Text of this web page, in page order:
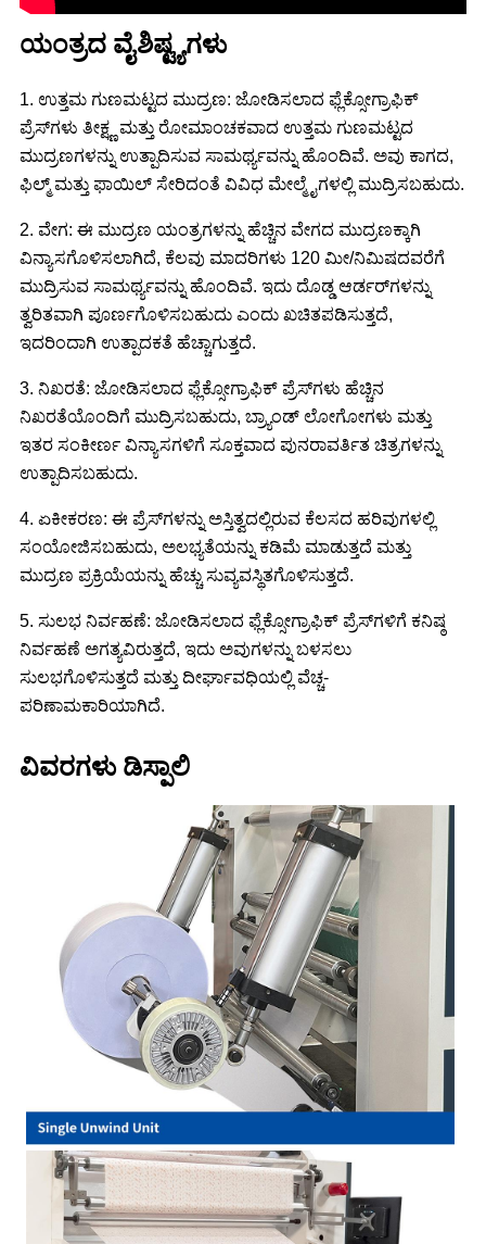
ಯಂತ್ರದ ವೈಶಿಷ್ಟ್ಯಗಳು
1. ಉತ್ತಮ ಗುಣಮಟ್ಟದ ಮುದ್ರಣ: ಜೋಡಿಸಲಾದ ಫ್ಲೆಕ್ಸೋಗ್ರಾಫಿಕ್
ಪ್ರೆಸ್‌ಗಳು ತೀಕ್ಷ್ಣ ಮತ್ತು ರೋಮಾಂಚಕವಾದ ಉತ್ತಮ ಗುಣಮಟ್ಟದ
ಮುದ್ರಣಗಳನ್ನು ಉತ್ಪಾದಿಸುವ ಸಾಮರ್ಥ್ಯವನ್ನು ಹೊಂದಿವೆ. ಅವು ಕಾಗದ,
ಫಿಲ್ಮ್ ಮತ್ತು ಫಾಯಿಲ್ ಸೇರಿದಂತೆ ವಿವಿಧ ಮೇಲ್ಮೈಗಳಲ್ಲಿ ಮುದ್ರಿಸಬಹುದು.
2. ವೇಗ: ಈ ಮುದ್ರಣ ಯಂತ್ರಗಳನ್ನು ಹೆಚ್ಚಿನ ವೇಗದ ಮುದ್ರಣಕ್ಕಾಗಿ
ವಿನ್ಯಾಸಗೊಳಿಸಲಾಗಿದೆ, ಕೆಲವು ಮಾದರಿಗಳು 120 ಮೀ/ನಿಮಿಷದವರೆಗೆ
ಮುದ್ರಿಸುವ ಸಾಮರ್ಥ್ಯವನ್ನು ಹೊಂದಿವೆ. ಇದು ದೊಡ್ಡ ಆರ್ಡರ್‌ಗಳನ್ನು
ತ್ವರಿತವಾಗಿ ಪೂರ್ಣಗೊಳಿಸಬಹುದು ಎಂದು ಖಚಿತಪಡಿಸುತ್ತದೆ,
ಇದರಿಂದಾಗಿ ಉತ್ಪಾದಕತೆ ಹೆಚ್ಚಾಗುತ್ತದೆ.
3. ನಿಖರತೆ: ಜೋಡಿಸಲಾದ ಫ್ಲೆಕ್ಸೋಗ್ರಾಫಿಕ್ ಪ್ರೆಸ್‌ಗಳು ಹೆಚ್ಚಿನ
ನಿಖರತೆಯೊಂದಿಗೆ ಮುದ್ರಿಸಬಹುದು, ಬ್ರ್ಯಾಂಡ್ ಲೋಗೋಗಳು ಮತ್ತು
ಇತರ ಸಂಕೀರ್ಣ ವಿನ್ಯಾಸಗಳಿಗೆ ಸೂಕ್ತವಾದ ಪುನರಾವರ್ತಿತ ಚಿತ್ರಗಳನ್ನು
ಉತ್ಪಾದಿಸಬಹುದು.
4. ಏಕೀಕರಣ: ಈ ಪ್ರೆಸ್‌ಗಳನ್ನು ಅಸ್ತಿತ್ವದಲ್ಲಿರುವ ಕೆಲಸದ ಹರಿವುಗಳಲ್ಲಿ
ಸಂಯೋಜಿಸಬಹುದು, ಅಲಭ್ಯತೆಯನ್ನು ಕಡಿಮೆ ಮಾಡುತ್ತದೆ ಮತ್ತು
ಮುದ್ರಣ ಪ್ರಕ್ರಿಯೆಯನ್ನು ಹೆಚ್ಚು ಸುವ್ಯವಸ್ಥಿತಗೊಳಿಸುತ್ತದೆ.
5. ಸುಲಭ ನಿರ್ವಹಣೆ: ಜೋಡಿಸಲಾದ ಫ್ಲೆಕ್ಸೋಗ್ರಾಫಿಕ್ ಪ್ರೆಸ್‌ಗಳಿಗೆ ಕನಿಷ್ಠ
ನಿರ್ವಹಣೆ ಅಗತ್ಯವಿರುತ್ತದೆ, ಇದು ಅವುಗಳನ್ನು ಬಳಸಲು
ಸುಲಭಗೊಳಿಸುತ್ತದೆ ಮತ್ತು ದೀರ್ಘಾವಧಿಯಲ್ಲಿ ವೆಚ್ಚ-
ಪರಿಣಾಮಕಾರಿಯಾಗಿದೆ.
ವಿವರಗಳು ಡಿಸ್ಪಾಲಿ